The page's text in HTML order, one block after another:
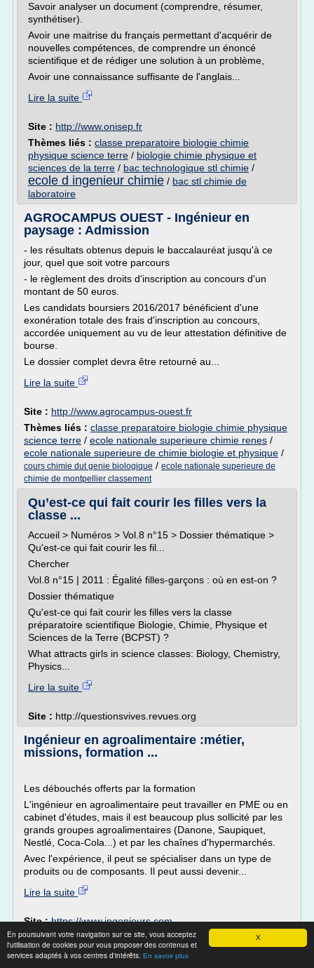
X
En poursuivant votre navigation sur ce site, vous acceptez
l'utilisation de cookies pour vous proposer des contenus et
services adaptés à vos centres d'intérêts. En savoir plus
Savoir analyser un document (comprendre, résumer,
synthétiser).
Avoir une maitrise du français permettant d'acquérir de
nouvelles compétences, de comprendre un énoncé
scientifique et de rédiger une solution à un problème,
Avoir une connaissance suffisante de l'anglais...
Lire la suite
Site : http://www.onisep.fr
Thèmes liés : classe preparatoire biologie chimie
physique science terre / biologie chimie physique et
sciences de la terre / bac technologique stl chimie /
ecole d ingenieur chimie / bac stl chimie de
laboratoire
AGROCAMPUS OUEST - Ingénieur en
paysage : Admission
- les résultats obtenus depuis le baccalauréat jusqu'à ce
jour, quel que soit votre parcours
- le règlement des droits d'inscription au concours d'un
montant de 50 euros.
Les candidats boursiers 2016/2017 bénéficient d'une
exonération totale des frais d'inscription au concours,
accordée uniquement au vu de leur attestation définitive de
bourse.
Le dossier complet devra être retourné au...
Lire la suite
Site : http://www.agrocampus-ouest.fr
Thèmes liés : classe preparatoire biologie chimie physique
science terre / ecole nationale superieure chimie renes /
ecole nationale superieure de chimie biologie et physique /
cours chimie dut genie biologique / ecole nationale superieure de
chimie de montpellier classement
Qu’est-ce qui fait courir les filles vers la
classe ...
Accueil > Numéros > Vol.8 n°15 > Dossier thématique >
Qu'est-ce qui fait courir les fil...
Chercher
Vol.8 n°15 | 2011 : Égalité filles-garçons : où en est-on ?
Dossier thématique
Qu'est-ce qui fait courir les filles vers la classe
préparatoire scientifique Biologie, Chimie, Physique et
Sciences de la Terre (BCPST) ?
What attracts girls in science classes: Biology, Chemistry,
Physics...
Lire la suite
Site : http://questionsvives.revues.org
Ingénieur en agroalimentaire :métier,
missions, formation ...
Les débouchés offerts par la formation
L'ingénieur en agroalimentaire peut travailler en PME ou en
cabinet d'études, mais il est beaucoup plus sollicité par les
grands groupes agroalimentaires (Danone, Saupiquet,
Nestlé, Coca-Cola...) et par les chaînes d'hypermarchés.
Avec l'expérience, il peut se spécialiser dans un type de
produits ou de composants. Il peut aussi devenir...
Lire la suite
Site :https://www.ingenieurs.com
Thèmes liés :classe preparatoire biologie chimie physique
science terre/ecole d'ingenieur apres bts chimie/biologie
chimie physique et sciences de la terre